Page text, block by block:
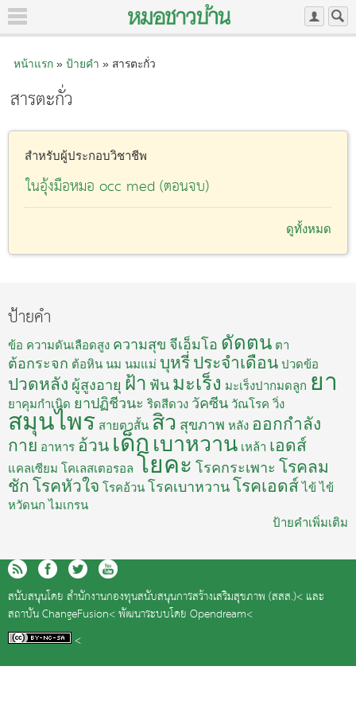
หน้าแรก» ป้ายคำ » สารตะกั่ว
สารตะกั่ว
สำหรับผู้ประกอบวิชาชีพ
ในอุ้งมือหมอ occ med (ตอนจบ)
ดูทั้งหมด
ป้ายคำ
ข้อ ความดันเลือดสูง ความสุข จีเอ็มโอ ดัดตน ตา
ต้อกระจก ต้อหิน นม นมแม่ บุหรี่ ประจำเดือน ปวดข้อ
ปวดหลัง ผู้สูงอายุ ฝ้า ฟัน มะเร็ง มะเร็งปากมดลูก ยา
ยาคุมกำเนิด ยาปฏิชีวนะ ริดสีดวง วัคซีน วัณโรค วิ่ง
สมุนไพร สายตาสั้น สิว สุขภาพ หลัง ออกกำลัง
กาย อาหาร อ้วน เด็ก เบาหวาน เหล้า เอดส์
แคลเซียม โคเลสเตอรอล โยคะ โรคกระเพาะ โรคลม
ชัก โรคหัวใจ โรคอ้วน โรคเบาหวาน โรคเอดส์ ไข้ ไข้
หวัดนก ไมเกรน
ป้ายคำเพิ่มเติม
สนับสนุนโดย สำนักงานกองทุนสนับสนุนการสร้างเสริมสุขภาพ (สสส.)< และ
สถาบัน ChangeFusion<พัฒนาระบบโดย Opendream<
<